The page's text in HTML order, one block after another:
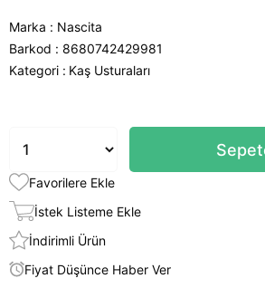
Marka : Nascita
Barkod : 8680742429981
Kategori : Kaş Usturaları
Favorilere Ekle
İstek Listeme Ekle
İndirimli Ürün
Fiyat Düşünce Haber Ver